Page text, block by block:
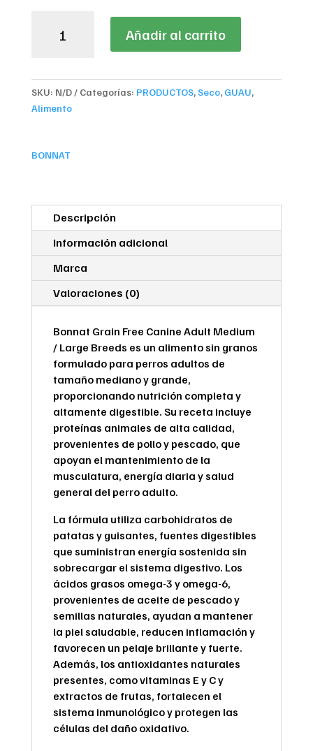
Grain
Adult
Medium
/
-
Perros
Adultos
Medianos
y
Grandes
cantidad
Añadir al carrito
SKU: N/D Categorías: PRODUCTOS,Seco, GUAU,
Alimento
BONNAT
Descripción
Información adicional
Marca
Valoraciones (0)
Bonnat Grain Free Canine Adult Medium
/ Large Breeds es un alimento sin granos
formulado para perros adultos de
tamaño mediano y grande,
proporcionando nutrición completa y
altamente digestible. Su receta incluye
proteínas animales de alta calidad,
provenientes de pollo y pescado, que
apoyan el mantenimiento de la
musculatura, energía diaria y salud
general del perro adulto.
La fórmula utiliza carbohidratos de
patatas y guisantes, fuentes digestibles
que suministran energía sostenida sin
sobrecargar el sistema digestivo. Los
ácidos grasos omega-3 y omega-6,
provenientes de aceite de pescado y
semillas naturales, ayudan a mantener
la piel saludable, reducen inflamación y
favorecen un pelaje brillante y fuerte.
Además, los antioxidantes naturales
presentes, como vitaminas E y C y
extractos de frutas, fortalecen el
sistema inmunológico y protegen las
células del daño oxidativo.